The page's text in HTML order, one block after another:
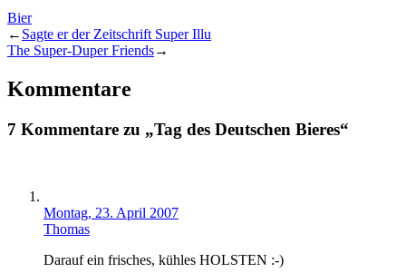
Bier
← Sagte er der Zeitschrift Super Illu
The Super-Duper Friends→
Kommentare
7 Kommentare zu „Tag des Deutschen Bieres“
Montag, 23. April 2007
Thomas
Darauf ein frisches, kühles HOLSTEN :-)